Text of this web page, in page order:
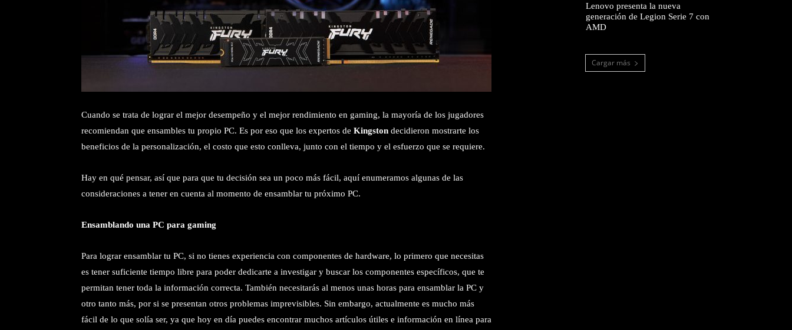
Cuando se trata de lograr el mejor desempeño y el mejor rendimiento en gaming, la mayoría de los jugadores
recomiendan que ensambles tu propio PC. Es por eso que los expertos de Kingston decidieron mostrarte los
beneficios de la personalización, el costo que esto conlleva, junto con el tiempo y el esfuerzo que se requiere.
Hay en qué pensar, así que para que tu decisión sea un poco más fácil, aquí enumeramos algunas de las
consideraciones a tener en cuenta al momento de ensamblar tu próximo PC.
Ensamblando una PC para gaming
Para lograr ensamblar tu PC, si no tienes experiencia con componentes de hardware, lo primero que necesitas
es tener suficiente tiempo libre para poder dedicarte a investigar y buscar los componentes específicos, que te
permitan tener toda la información correcta. También necesitarás al menos unas horas para ensamblar la PC y
otro tanto más, por si se presentan otros problemas imprevisibles. Sin embargo, actualmente es mucho más
fácil de lo que solía ser, ya que hoy en día puedes encontrar muchos artículos útiles e información en línea para
Lenovo presenta la nueva
generación de Legion Serie 7 con
AMD
Cargar más